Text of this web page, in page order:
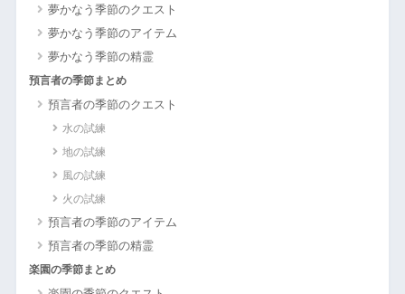
夢かなう季節のクエスト
夢かなう季節のアイテム
夢かなう季節の精霊
預言者の季節まとめ
預言者の季節のクエスト
水の試練
地の試練
風の試練
火の試練
預言者の季節のアイテム
預言者の季節の精霊
楽園の季節まとめ